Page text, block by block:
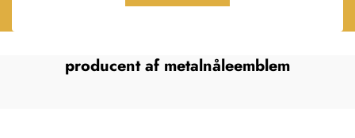
producent af metalnåleemblem